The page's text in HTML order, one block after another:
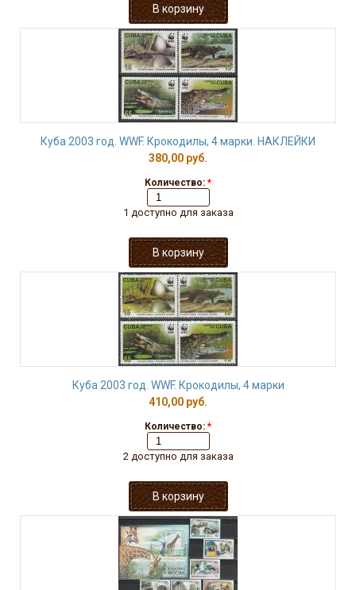
Куба 2003 год. WWF. Крокодилы, 4 марки. НАКЛЕЙКИ
380,00 руб.
Количество: *
1 доступно для заказа
Куба 2003 год. WWF. Крокодилы, 4 марки
410,00 руб.
Количество: *
2 доступно для заказа